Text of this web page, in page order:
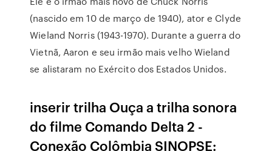
(nascido em 10 de março de 1940), ator e Clyde
Wieland Norris (1943-1970). Durante a guerra do
Vietnã, Aaron e seu irmão mais velho Wieland
se alistaram no Exército dos Estados Unidos.
inserir trilha Ouça a trilha sonora
do filme Comando Delta 2 -
Conexão Colômbia SINOPSE: